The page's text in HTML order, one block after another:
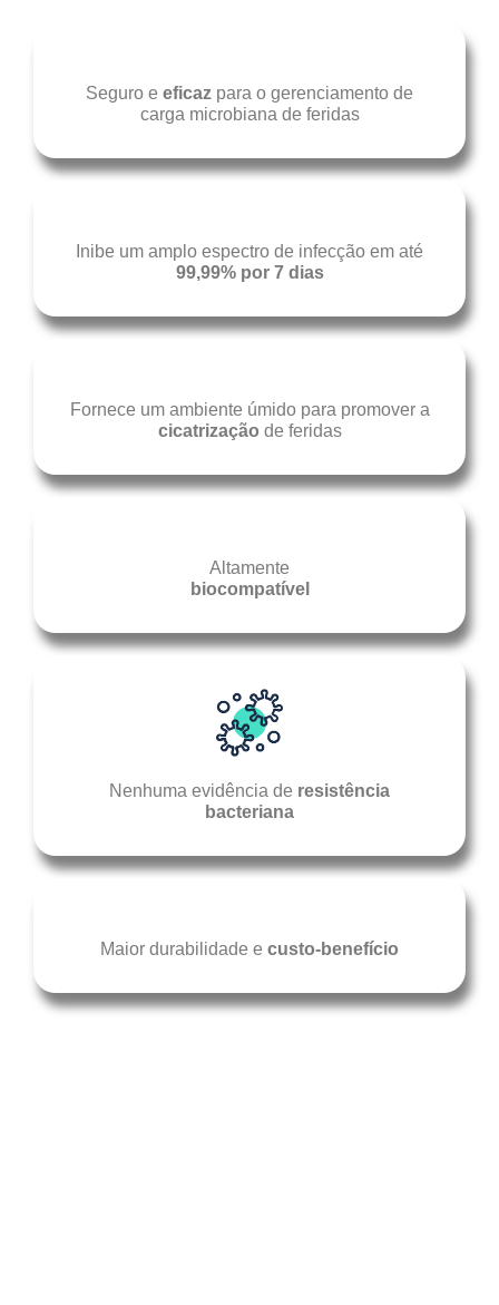
Seguro e eficaz para o gerenciamento de
carga microbiana de feridas
Inibe um amplo espectro de infecção em até
99,99% por 7 dias
Fornece um ambiente úmido para promover a
cicatrização de feridas
Altamente
biocompatível
Nenhuma evidência de resistência
bacteriana
Maior durabilidade e custo-benefício